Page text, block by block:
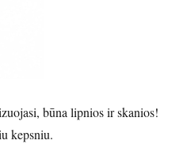
būna lipnios ir skanios!
kepsniu.